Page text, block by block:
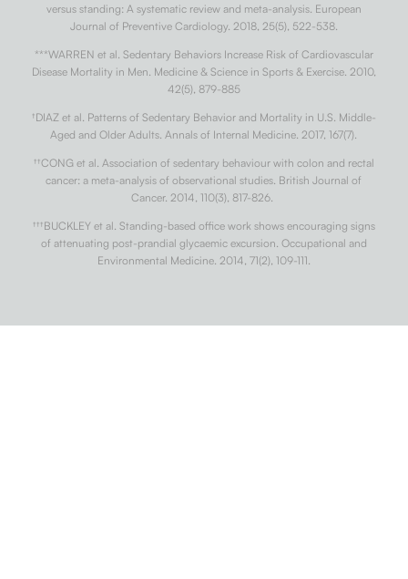
versus standing: A systematic review and meta-analysis. European
Journal of Preventive Cardiology. 2018, 25(5), 522-538.
***WARREN et al. Sedentary Behaviors Increase Risk of Cardiovascular
Disease Mortality in Men. Medicine & Science in Sports & Exercise. 2010,
42(5), 879-885
†DIAZ et al. Patterns of Sedentary Behavior and Mortality in U.S. Middle-
Aged and Older Adults. Annals of Internal Medicine. 2017, 167(7).
††CONG et al. Association of sedentary behaviour with colon and rectal
cancer: a meta-analysis of observational studies. British Journal of
Cancer. 2014, 110(3), 817-826.
†††BUCKLEY et al. Standing-based office work shows encouraging signs
of attenuating post-prandial glycaemic excursion. Occupational and
Environmental Medicine. 2014, 71(2), 109-111.